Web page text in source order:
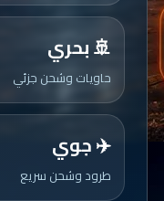
🚢 بحري
حاويات وشحن جزئي
✈️ جوي
طرود وشحن سريع